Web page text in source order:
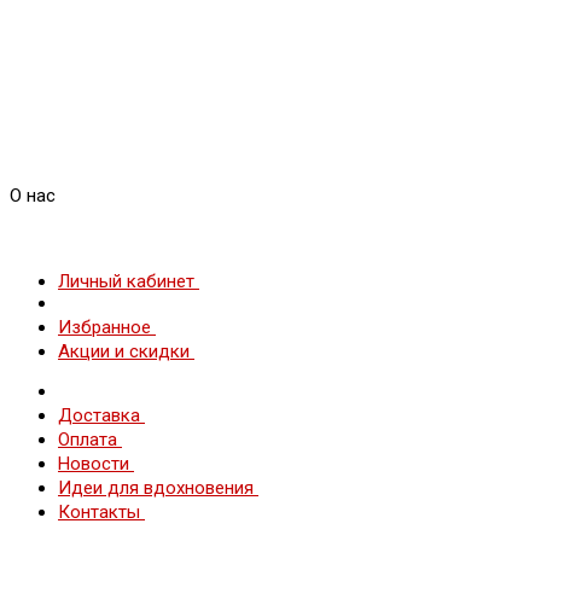
О нас
Личный кабинет
Избранное
Акции и скидки
Доставка
Оплата
Новости
Идеи для вдохновения
Контакты